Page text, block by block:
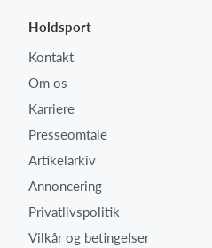
Holdsport
Kontakt
Om os
Karriere
Presseomtale
Artikelarkiv
Annoncering
Privatlivspolitik
Vilkår og betingelser